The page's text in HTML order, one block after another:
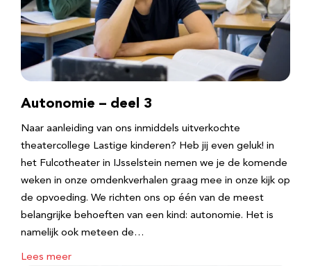
Autonomie – deel 3
Naar aanleiding van ons inmiddels uitverkochte
theatercollege Lastige kinderen? Heb jij even geluk! in
het Fulcotheater in IJsselstein nemen we je de komende
weken in onze omdenkverhalen graag mee in onze kijk op
de opvoeding. We richten ons op één van de meest
belangrijke behoeften van een kind: autonomie. Het is
namelijk ook meteen de…
Lees meer